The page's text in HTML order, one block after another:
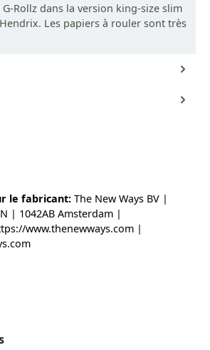
Rollz dans la version king-size slim
Les papiers à rouler sont très
le fabricant: The New Ways BV |
| 1042AB Amsterdam |
www.thenewways.com |
de produits